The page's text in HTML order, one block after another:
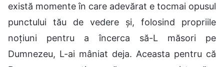
există momente în care adevărat e tocmai opusul
punctului tău de vedere și, folosind propriile
noțiuni pentru a încerca să-L măsori pe
Dumnezeu, L-ai mâniat deja. Aceasta pentru că